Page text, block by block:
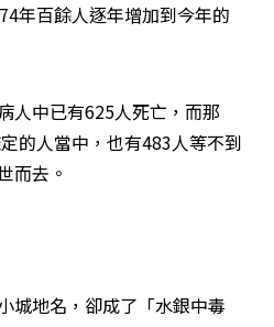
年百餘人逐年增加到今年的
人中已有625人死亡，而那
的人當中，也有483人等不到
而去。
城地名，卻成了「水銀中毒